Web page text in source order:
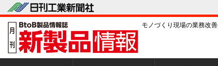
モノづくり現場の業務改